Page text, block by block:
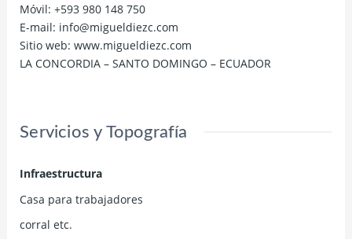
Móvil: +593 980 148 750
E-mail: info@migueldiezc.com
Sitio web: www.migueldiezc.com
LA CONCORDIA – SANTO DOMINGO – ECUADOR
Servicios y Topografía
Infraestructura
Casa para trabajadores
corral etc.